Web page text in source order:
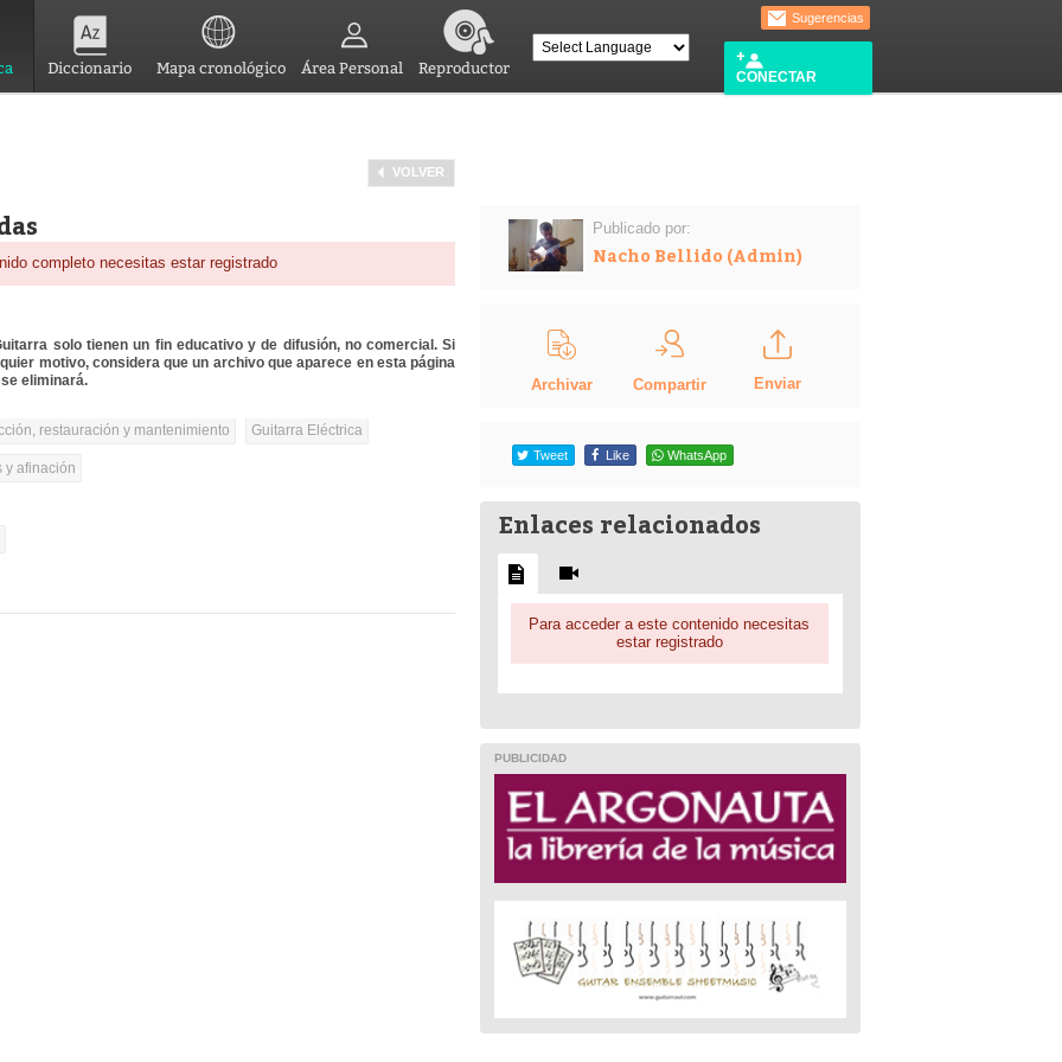
Diccionario Mapa cronológico Área Personal Reproductor
Sugerencias
CONECTAR
VOLVER
completo necesitas estar registrado
solo tienen un fin educativo y de difusión, no comercial. Si
motivo, considera que un archivo que aparece en esta página
eliminará.
restauración y mantenimiento Guitarra Eléctrica
y afinación
Publicado por:
Nacho Bellido (Admin)
Archivar Compartir Enviar
Tweet Like WhatsApp
Enlaces relacionados
Para acceder a este contenido necesitas
estar registrado
PUBLICIDAD